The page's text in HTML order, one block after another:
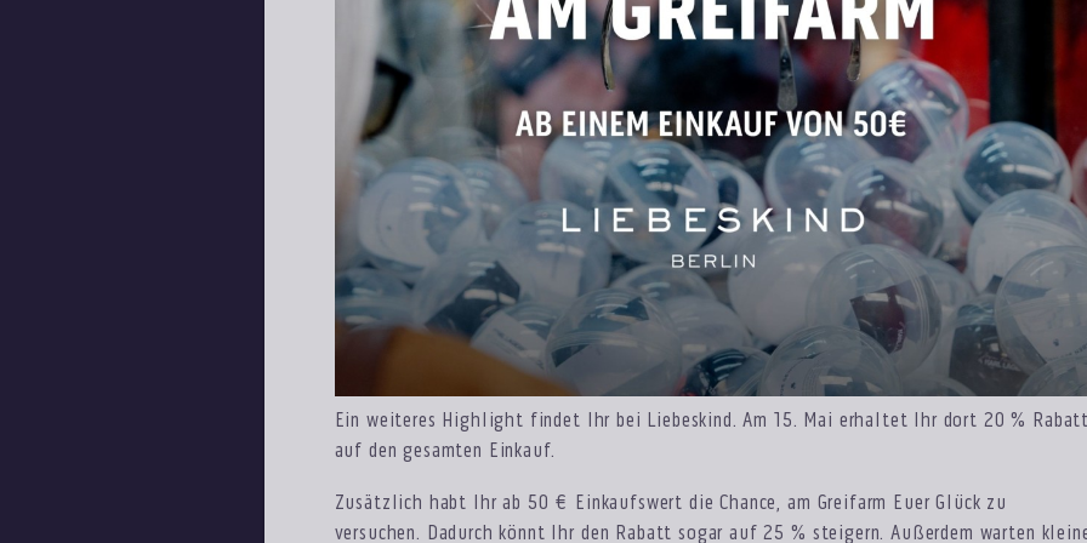
Ein weiteres Highlight findet Ihr bei Liebeskind. Am 15. Mai erhaltet Ihr dort 20 %
auf den gesamten Einkauf.
Zusätzlich habt Ihr ab 50 € Einkaufswert die Chance, am Greifarm Euer Glück zu
versuchen. Dadurch könnt Ihr den Rabatt sogar auf 25 % steigern. Außerdem warten